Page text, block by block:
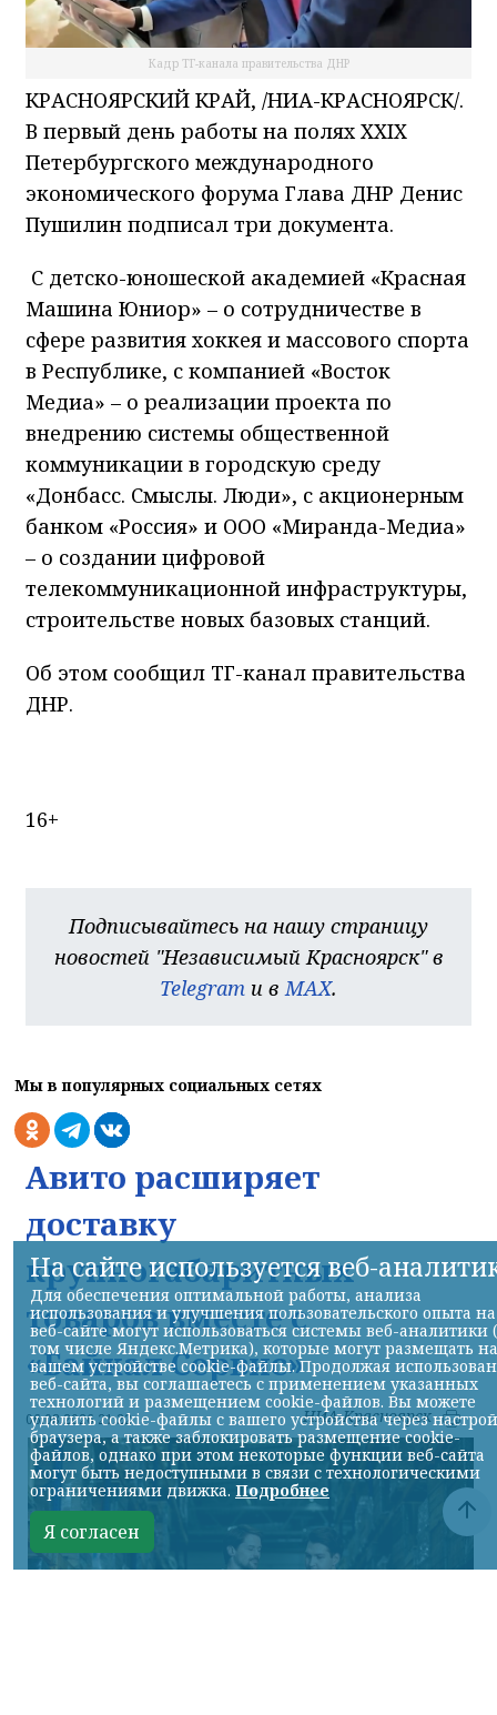
Кадр ТГ-канала правительства ДНР
КРАСНОЯРСКИЙ КРАЙ, /НИА-КРАСНОЯРСК/.
В первый день работы на полях XXIX
Петербургского международного
экономического форума Глава ДНР Денис
Пушилин подписал три документа.
С детско-юношеской академией «Красная
Машина Юниор» – о сотрудничестве в
сфере развития хоккея и массового спорта
в Республике, с компанией «Восток
Медиа» – о реализации проекта по
внедрению системы общественной
коммуникации в городскую среду
«Донбасс. Смыслы. Люди», с акционерным
банком «Россия» и ООО «Миранда-Медиа»
– о создании цифровой
телекоммуникационной инфраструктуры,
строительстве новых базовых станций.
Об этом сообщил ТГ-канал правительства
ДНР.
16+
Подписывайтесь на нашу страницу
новостей "Независимый Красноярск" в
Telegram и вMAX.
Мы в популярных социальных сетях
Авито расширяет
доставку
крупногабаритных
товаров вместе с
«Байкал Сервис»
06.08.2026 21:22 НИА-Красноярск
На сайте используется веб-
Для обеспечения оптимальной работы, анализа
использования и улучшения пользовательского опыта на
веб-сайте могут использоваться системы веб-аналитики
том числе Яндекс.Метрика), которые могут размещать на
вашем устройстве cookie-файлы. Продолжая
веб-сайта, вы соглашаетесь с применением указанных
технологий и размещением cookie-файлов. Вы можете
удалить cookie-файлы с вашего устройства через
браузера, а также заблокировать размещение cookie-
файлов, однако при этом некоторые функции веб-сайта
могут быть недоступными в связи с технологическими
ограничениями движка. Подробнее
Я согласен